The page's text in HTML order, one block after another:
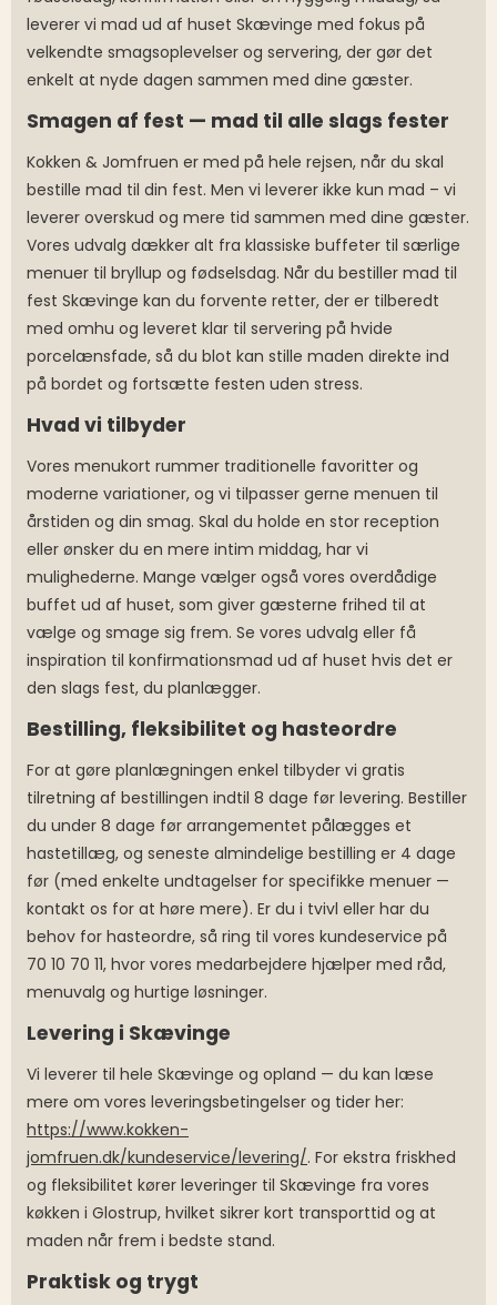
leverer vi mad ud af huset Skævinge med fokus på
velkendte smagsoplevelser og servering, der gør det
enkelt at nyde dagen sammen med dine gæster.
Smagen af fest — mad til alle slags fester
Kokken & Jomfruen er med på hele rejsen, når du skal
bestille mad til din fest. Men vi leverer ikke kun mad – vi
leverer overskud og mere tid sammen med dine gæster.
Vores udvalg dækker alt fra klassiske buffeter til særlige
menuer til bryllup og fødselsdag. Når du bestiller mad til
fest Skævinge kan du forvente retter, der er tilberedt
med omhu og leveret klar til servering på hvide
porcelænsfade, så du blot kan stille maden direkte ind
på bordet og fortsætte festen uden stress.
Hvad vi tilbyder
Vores menukort rummer traditionelle favoritter og
moderne variationer, og vi tilpasser gerne menuen til
årstiden og din smag. Skal du holde en stor reception
eller ønsker du en mere intim middag, har vi
mulighederne. Mange vælger også vores overdådige
buffet ud af huset, som giver gæsterne frihed til at
vælge og smage sig frem. Se vores udvalg eller få
inspiration til konfirmationsmad ud af huset hvis det er
den slags fest, du planlægger.
Bestilling, fleksibilitet og hasteordre
For at gøre planlægningen enkel tilbyder vi gratis
tilretning af bestillingen indtil 8 dage før levering. Bestiller
du under 8 dage før arrangementet pålægges et
hastetillæg, og seneste almindelige bestilling er 4 dage
før (med enkelte undtagelser for specifikke menuer —
kontakt os for at høre mere). Er du i tvivl eller har du
behov for hasteordre, så ring til vores kundeservice på
70 10 70 11, hvor vores medarbejdere hjælper med råd,
menuvalg og hurtige løsninger.
Levering i Skævinge
Vi leverer til hele Skævinge og opland — du kan læse
mere om vores leveringsbetingelser og tider her:
https://www.kokken-
jomfruen.dk/kundeservice/levering/. For ekstra friskhed
og fleksibilitet kører leveringer til Skævinge fra vores
køkken i Glostrup, hvilket sikrer kort transporttid og at
maden når frem i bedste stand.
Praktisk og trygt